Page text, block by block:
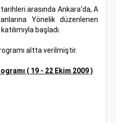
arasında Ankara‘da, A
Yönelik düzenlenen
başladı.
altta verilmiştir.
( 19 - 22 Ekim 2009 )